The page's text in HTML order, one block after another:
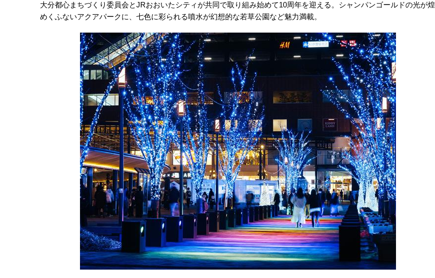
大分都心まちづくり委員会とJRおおいたシティが共同で取り組み始めて10周年を迎える。シャンパンゴールドの光が煌
めくふないアクアパークに、七色に彩られる噴水が幻想的な若草公園など魅力満載。